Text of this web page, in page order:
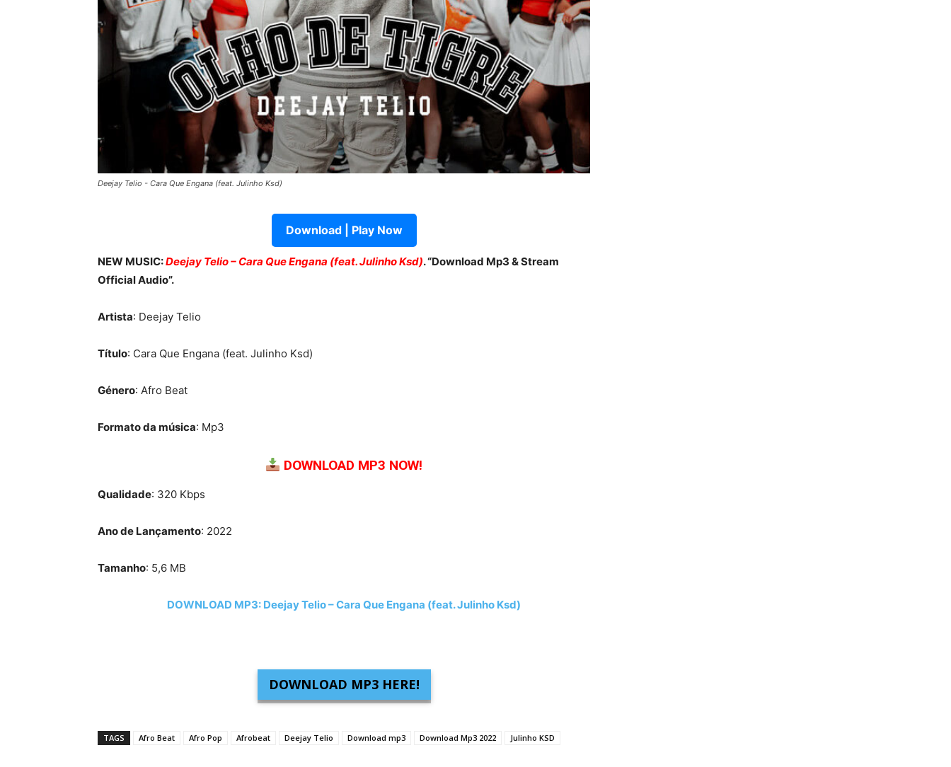
Deejay Telio - Cara Que Engana (feat. Julinho Ksd)
Download | Play Now
NEW MUSIC:Deejay Telio – Cara Que Engana (feat. Julinho Ksd). “Download Mp3 & Stream
Official Audio”.
Artista: Deejay Telio
Título: Cara Que Engana (feat. Julinho Ksd)
Género: Afro Beat
Formato da música: Mp3
DOWNLOAD MP3 NOW!
Qualidade: 320 Kbps
Ano de Lançamento: 2022
Tamanho: 5,6 MB
DOWNLOAD MP3: Deejay Telio – Cara Que Engana (feat. Julinho Ksd)
DOWNLOAD MP3 HERE!
TAGS Afro Beat Afro Pop Afrobeat Deejay Telio Download mp3 Download Mp3 2022 Julinho KSD